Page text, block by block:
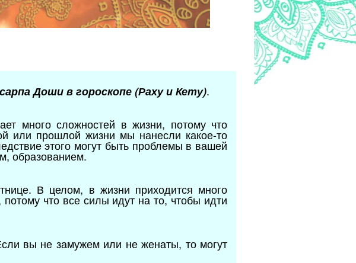
Доши в гороскопе (Раху и Кету).
много сложностей в жизни, потому что
или прошлой жизни мы нанесли какое-то
этого могут быть проблемы в вашей
образованием.
В целом, в жизни приходится много
что все силы идут на то, чтобы идти
вы не замужем или не женаты, то могут